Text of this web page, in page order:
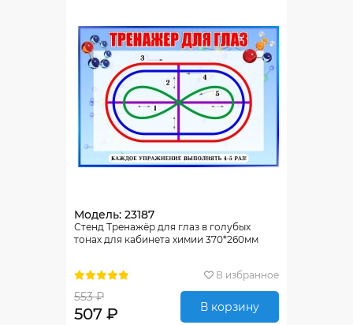
Модель: 23187
Стенд Тренажёр для глаз в голубых
тонах для кабинета химии 370*260мм
В избранное
553 ₽
507 ₽ В корзину